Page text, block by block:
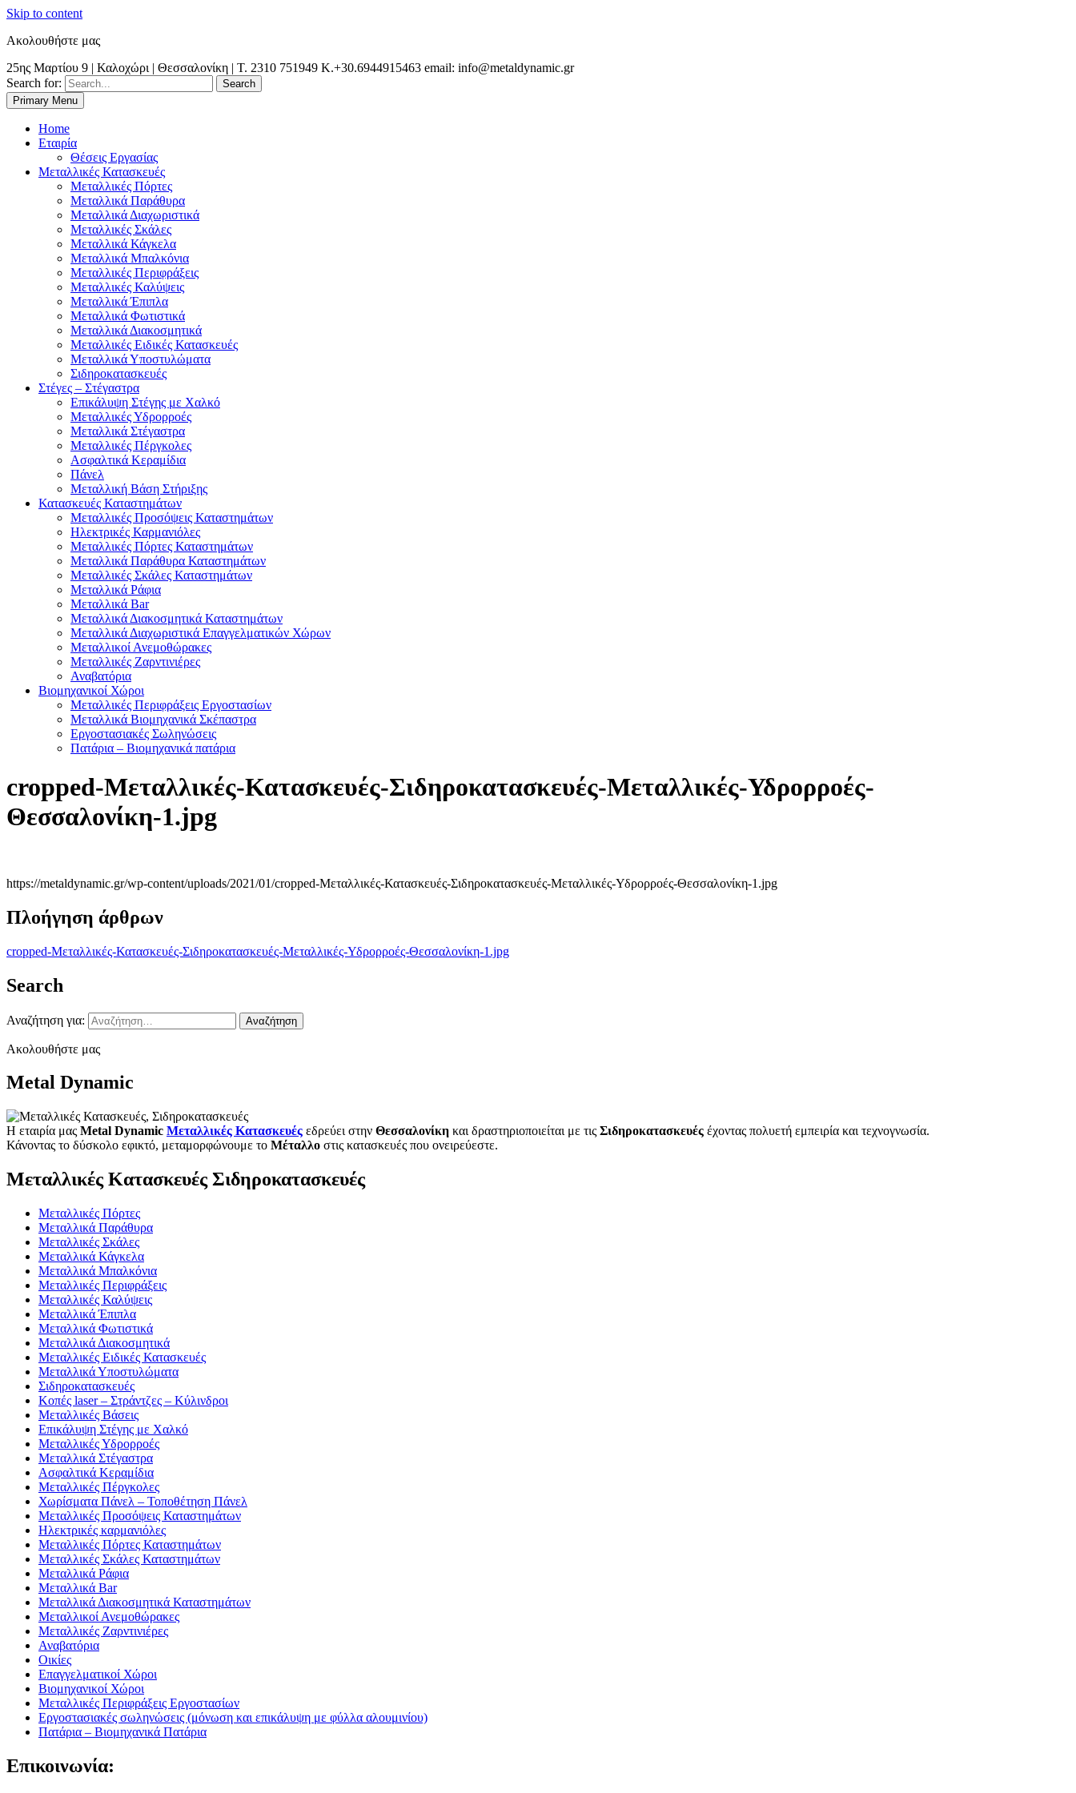
Skip to content
Ακολουθήστε μας
25ης Μαρτίου 9 | Καλοχώρι | Θεσσαλονίκη | Τ. 2310 751949 K.+30.6944915463 email: info@metaldynamic.gr
Search for:
Θεσσαλονίκη | Χαλκιδική | Κιλκίς | Καβάλα| Σέρρες | Δράμα | Ξάνθη | Αλεξανδρούπολη | Κομοτηνή | Βέροια | Ελλάδα | Λάρισα | Βόλος | Αθήνα | Κρήτη | Ιωάννινα | Φλώρινα |
Primary Menu
Home
Εταιρία
Θέσεις Εργασίας
Μεταλλικές Κατασκευές
Μεταλλικές Πόρτες
Μεταλλικά Παράθυρα
Μεταλλικά Διαχωριστικά
Μεταλλικές Σκάλες
Μεταλλικά Κάγκελα
Μεταλλικά Μπαλκόνια
Μεταλλικές Περιφράξεις
Μεταλλικές Καλύψεις
Μεταλλικά Έπιπλα
Μεταλλικά Φωτιστικά
Μεταλλικά Διακοσμητικά
Μεταλλικές Ειδικές Κατασκευές
Μεταλλικά Υποστυλώματα
Σιδηροκατασκευές
Στέγες – Στέγαστρα
Επικάλυψη Στέγης με Χαλκό
Μεταλλικές Υδρορροές
Μεταλλικά Στέγαστρα
Μεταλλικές Πέργκολες
Ασφαλτικά Κεραμίδια
Πάνελ
Μεταλλική Βάση Στήριξης
Κατασκευές Καταστημάτων
Μεταλλικές Προσόψεις Καταστημάτων
Ηλεκτρικές Καρμανιόλες
Μεταλλικές Πόρτες Καταστημάτων
Μεταλλικά Παράθυρα Καταστημάτων
Μεταλλικές Σκάλες Καταστημάτων
Μεταλλικά Ράφια
Μεταλλικά Bar
Μεταλλικά Διακοσμητικά Καταστημάτων
Μεταλλικά Διαχωριστικά Επαγγελματικών Χώρων
Μεταλλικοί Ανεμοθώρακες
Μεταλλικές Ζαρντινιέρες
Αναβατόρια
Βιομηχανικοί Χώροι
Μεταλλικές Περιφράξεις Εργοστασίων
Μεταλλικά Βιομηχανικά Σκέπαστρα
Εργοστασιακές Σωληνώσεις
Πατάρια – Βιομηχανικά πατάρια
cropped-Μεταλλικές-Κατασκευές-Σιδηροκατασκευές-Μεταλλικές-Υδρορροές-
Θεσσαλονίκη-1.jpg
https://metaldynamic.gr/wp-content/uploads/2021/01/cropped-Μεταλλικές-Κατασκευές-Σιδηροκατασκευές-Μεταλλικές-Υδρορροές-Θεσσαλονίκη-1.jpg
Πλοήγηση άρθρων
cropped-Μεταλλικές-Κατασκευές-Σιδηροκατασκευές-Μεταλλικές-Υδρορροές-Θεσσαλονίκη-1.jpg
Search
Αναζήτηση για:
Ακολουθήστε μας
Metal Dynamic
Η εταιρία μας Metal Dynamic Μεταλλικές Κατασκευές εδρεύει στην Θεσσαλονίκη και δραστηριοποιείται με τις Σιδηροκατασκευές έχοντας πολυετή εμπειρία και τεχνογνωσία.
Κάνοντας το δύσκολο εφικτό, μεταμορφώνουμε το Μέταλλο στις κατασκευές που ονειρεύεστε.
Μεταλλικές Κατασκευές Σιδηροκατασκευές
Μεταλλικές Πόρτες
Μεταλλικά Παράθυρα
Μεταλλικές Σκάλες
Μεταλλικά Κάγκελα
Μεταλλικά Μπαλκόνια
Μεταλλικές Περιφράξεις
Μεταλλικές Καλύψεις
Μεταλλικά Έπιπλα
Μεταλλικά Φωτιστικά
Μεταλλικά Διακοσμητικά
Μεταλλικές Ειδικές Κατασκευές
Μεταλλικά Υποστυλώματα
Σιδηροκατασκευές
Κοπές laser – Στράντζες – Κύλινδροι
Μεταλλικές Βάσεις
Επικάλυψη Στέγης με Χαλκό
Μεταλλικές Υδρορροές
Μεταλλικά Στέγαστρα
Ασφαλτικά Κεραμίδια
Μεταλλικές Πέργκολες
Χωρίσματα Πάνελ – Τοποθέτηση Πάνελ
Μεταλλικές Προσόψεις Καταστημάτων
Ηλεκτρικές καρμανιόλες
Μεταλλικές Πόρτες Καταστημάτων
Μεταλλικές Σκάλες Καταστημάτων
Μεταλλικά Ράφια
Μεταλλικά Bar
Μεταλλικά Διακοσμητικά Καταστημάτων
Μεταλλικοί Ανεμοθώρακες
Μεταλλικές Ζαρντινιέρες
Αναβατόρια
Οικίες
Επαγγελματικοί Χώροι
Βιομηχανικοί Χώροι
Μεταλλικές Περιφράξεις Εργοστασίων
Εργοστασιακές σωληνώσεις (μόνωση και επικάλυψη με φύλλα αλουμινίου)
Πατάρια – Βιομηχανικά Πατάρια
Επικοινωνία: